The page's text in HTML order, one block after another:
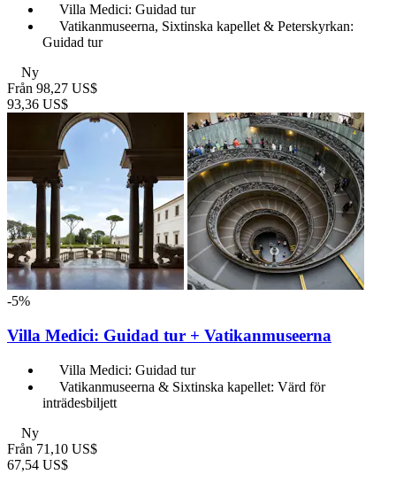
Villa Medici: Guidad tur
Vatikanmuseerna, Sixtinska kapellet & Peterskyrkan:
Guidad tur
Ny
Från 98,27 US$
93,36 US$
-5%
Villa Medici: Guidad tur + Vatikanmuseerna
Villa Medici: Guidad tur
Vatikanmuseerna & Sixtinska kapellet: Värd för
inträdesbiljett
Ny
Från 71,10 US$
67,54 US$